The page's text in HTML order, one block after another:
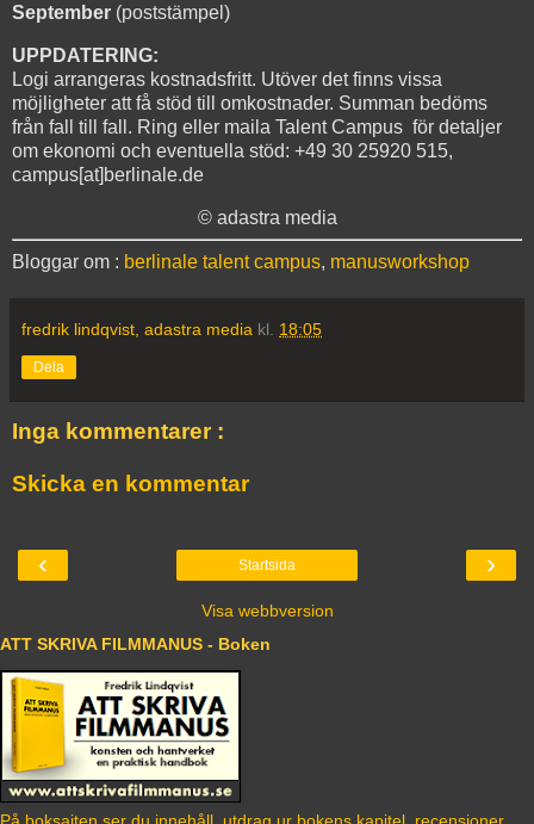
September (poststämpel)
UPPDATERING:
Logi arrangeras kostnadsfritt. Utöver det finns vissa
möjligheter att få stöd till omkostnader. Summan bedöms
från fall till fall. Ring eller maila Talent Campus för detaljer
om ekonomi och eventuella stöd: +49 30 25920 515,
campus[at]berlinale.de
© adastra media
Bloggar om : berlinale talent campus, manusworkshop
fredrik lindqvist, adastra media kl. 18:05
Dela
Inga kommentarer :
Skicka en kommentar
‹ ›
Startsida
Visa webbversion
ATT SKRIVA FILMMANUS - Boken